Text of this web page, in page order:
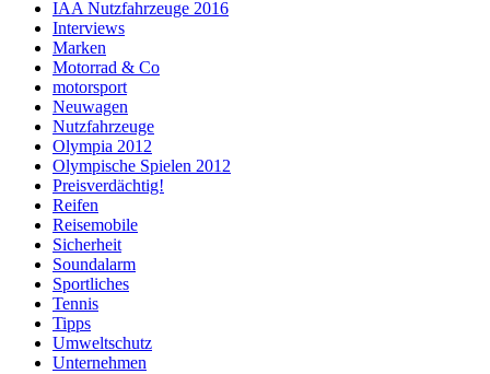
IAA Nutzfahrzeuge 2016
Interviews
Marken
Motorrad & Co
motorsport
Neuwagen
Nutzfahrzeuge
Olympia 2012
Olympische Spielen 2012
Preisverdächtig!
Reifen
Reisemobile
Sicherheit
Soundalarm
Sportliches
Tennis
Tipps
Umweltschutz
Unternehmen